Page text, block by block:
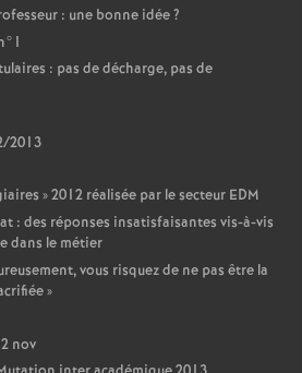
: une bonne idée?
: pas de décharge, pas de
2013
» 2012 réalisée par le secteur EDM
: des réponses insatisfaisantes vis-à-vis
dans le métier
vous risquez de ne pas être la
»
nov